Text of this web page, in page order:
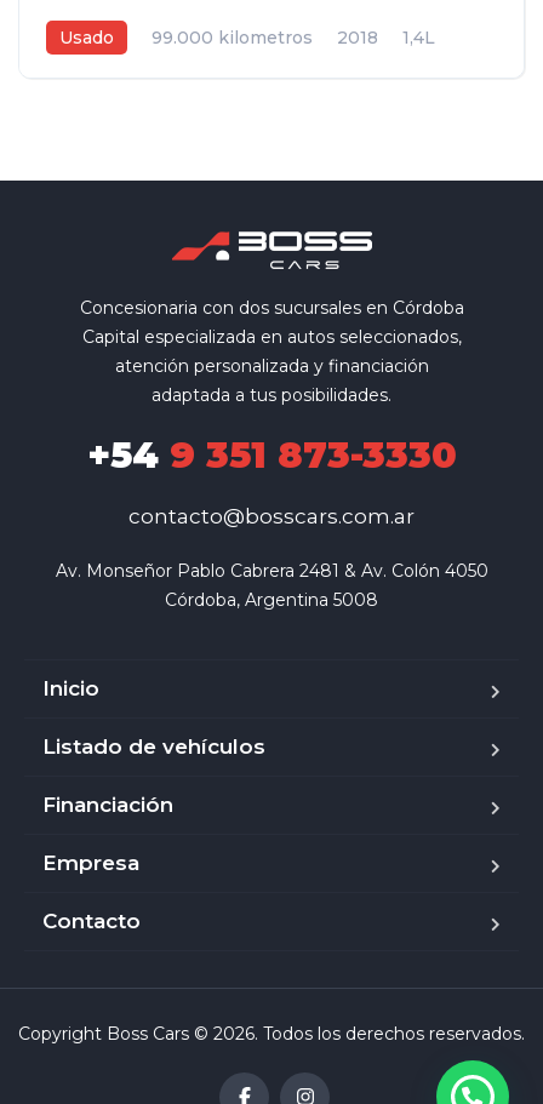
Usado 99.000 kilometros 2018
1,4L
Concesionaria con dos sucursales en Córdoba
Capital especializada en autos seleccionados,
atención personalizada y financiación
adaptada a tus posibilidades.
+549 351 873-3330
contacto@bosscars.com.ar
Av. Monseñor Pablo Cabrera 2481 & Av. Colón 4050
Córdoba, Argentina 5008
Inicio
Listado de vehículos
Financiación
Empresa
Contacto
Copyright Boss Cars © 2026. Todos los derechos reservados.